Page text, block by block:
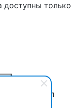
доступны только
типа 2500 л